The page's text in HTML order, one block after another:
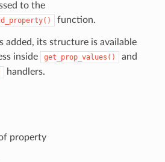
to the
function.
added, its structure is available
inside
get_prop_values() and
handlers.
property